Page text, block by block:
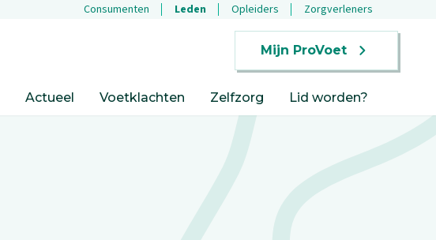
Consumenten Leden Opleiders Zorgverleners
Mijn ProVoet
Actueel Voetklachten Zelfzorg Lid worden?